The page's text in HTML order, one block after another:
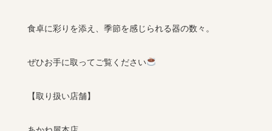
食卓に彩りを添え、季節を感じられる器の数々。
ぜひお手に取ってご覧ください
【取り扱い店舗】